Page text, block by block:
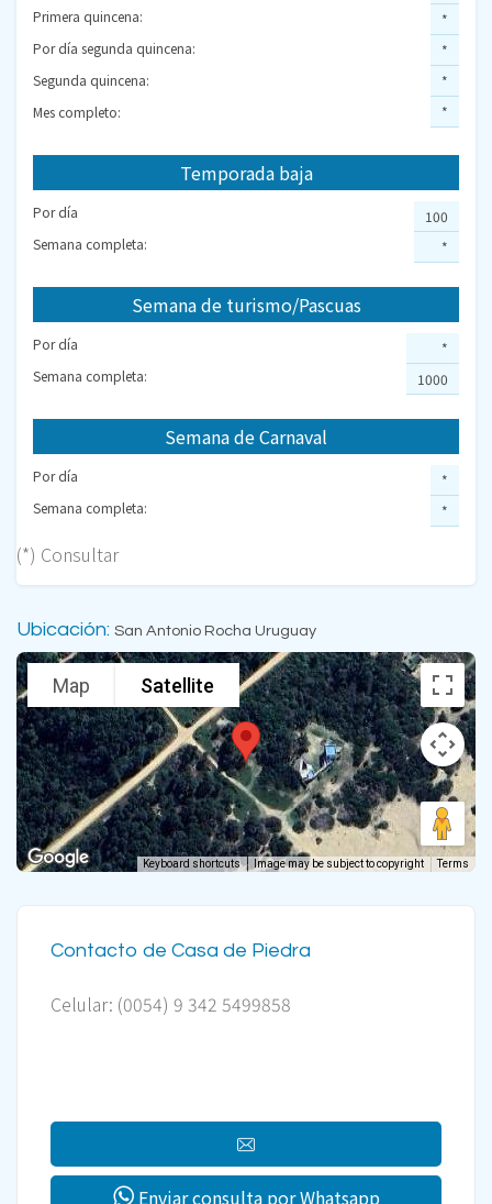
Primera quincena:
Por día segunda quincena:
Segunda quincena:
Mes completo:
*
*
*
*
Temporada baja
Por día
Semana completa:
100
*
Semana de turismo/Pascuas
Por día
Semana completa:
*
1000
Semana de Carnaval
Por día
Semana completa:
*
*
(*) Consultar
Ubicación: San Antonio Rocha Uruguay
Map Satellite
Keyboard shortcuts Image may be subject to copyright Terms
Contacto de Casa de Piedra
Celular: (0054) 9 342 5499858
Enviar consulta por Whatsapp